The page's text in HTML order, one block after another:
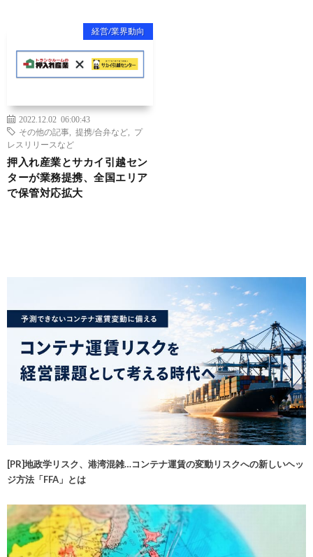
経営/業界動向
2022.12.02 06:00:43
その他の記事
提携/合弁など
プ
レスリリースなど
押入れ産業とサカイ引越セン
ターが業務提携、全国エリア
で保管対応拡大
[PR]地政学リスク、港湾混雑…コンテナ運賃の変動リスクへの新しいヘッ
ジ方法「FFA」とは